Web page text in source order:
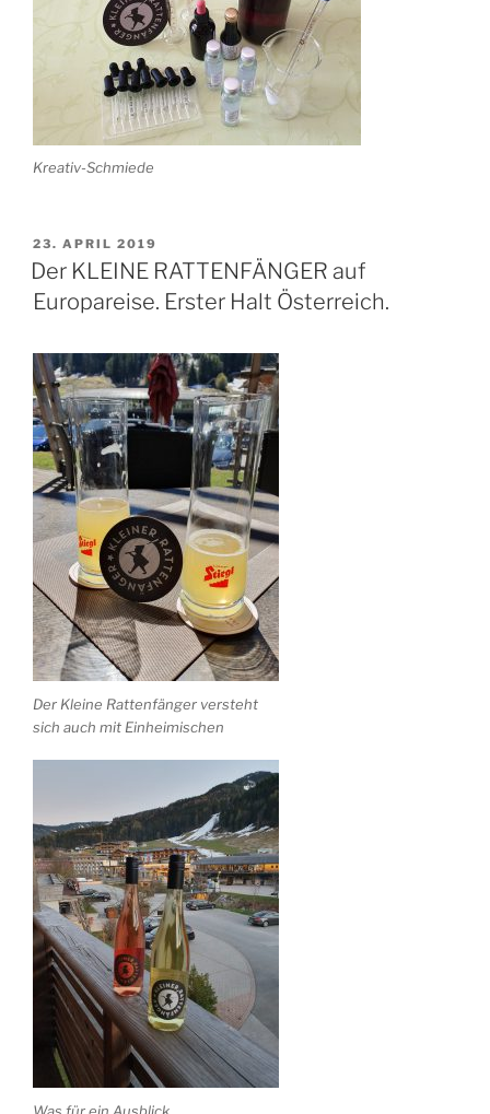
Kreativ-Schmiede
VERÖFFENTLICHT
AM
23. APRIL 2019
Der KLEINE RATTENFÄNGER auf
Europareise. Erster Halt Österreich.
Der Kleine Rattenfänger versteht
sich auch mit Einheimischen